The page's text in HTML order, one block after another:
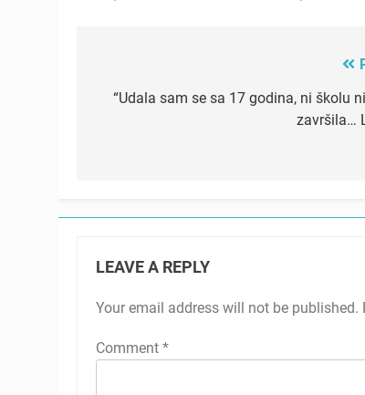
navigation
“Udala sam se sa 17 godina, ni školu
završila…
LEAVE A REPLY
Your email address will not be published.
Comment *